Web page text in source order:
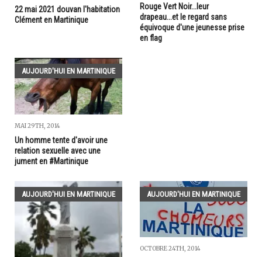
22 mai 2021 douvan l'habitation
Clément en Martinique
Rouge Vert Noir...leur
drapeau...et le regard sans
équivoque d'une jeunesse prise
en flag
AUJOURD'HUI EN MARTINIQUE
MAI 29TH, 2014
Un homme tente d'avoir une
relation sexuelle avec une
jument en #Martinique
AUJOURD'HUI EN MARTINIQUE AUJOURD'HUI EN MARTINIQUE
OCTOBRE 24TH, 2014